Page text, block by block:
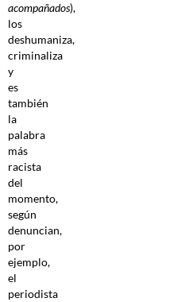
acompañados),
los
deshumaniza,
criminaliza
y
es
también
la
palabra
más
racista
del
momento,
según
denuncian,
por
ejemplo,
el
periodista